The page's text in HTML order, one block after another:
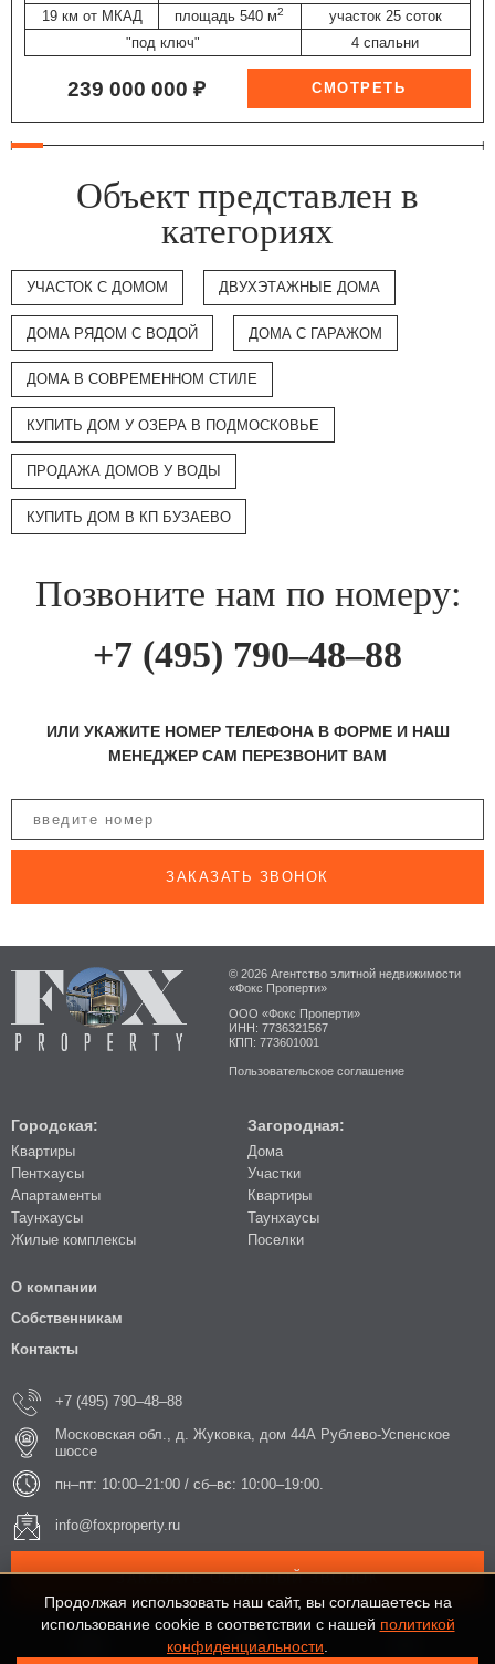
19 км от МКАД
площадь 540 м2
участок 25 соток
"под ключ"
4 спальни
239 000 000 ₽
Объект представлен в
категориях
УЧАСТОК С ДОМОМ ДВУХЭТАЖНЫЕ ДОМА
ДОМА РЯДОМ С ВОДОЙ ДОМА С ГАРАЖОМ
ДОМА В СОВРЕМЕННОМ СТИЛЕ
КУПИТЬ ДОМ У ОЗЕРА В ПОДМОСКОВЬЕ
ПРОДАЖА ДОМОВ У ВОДЫ
КУПИТЬ ДОМ В КП БУЗАЕВО
Позвоните нам по номеру:
+7 (495) 790–48–88
ИЛИ УКАЖИТЕ НОМЕР ТЕЛЕФОНА В ФОРМЕ И НАШ
МЕНЕДЖЕР САМ ПЕРЕЗВОНИТ ВАМ
ЗАКАЗАТЬ ЗВОНОК
© 2026 Агентство элитной недвижимости
«Фокс Проперти»
ООО «Фокс Проперти»
ИНН: 7736321567
КПП: 773601001
Пользовательское соглашение
Городская:
Квартиры
Пентхаусы
Апартаменты
Таунхаусы
Жилые комплексы
Загородная:
Дома
Участки
Квартиры
Таунхаусы
Поселки
О компании
Собственникам
Контакты
+7 (495) 790–48–88
Московская обл., д. Жуковка, дом 44А Рублево-Успенское
шоссе
пн–пт: 10:00–21:00 / сб–вс: 10:00–19:00.
info@foxproperty.ru
ЗАКАЗАТЬ ОБРАТНЫЙ ЗВОНОК
Продолжая использовать наш сайт, вы соглашаетесь на
использование cookie в соответствии с нашей политикой
конфиденциальности